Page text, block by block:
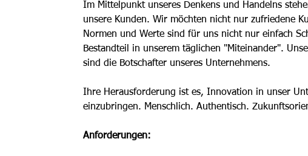
Im Mittelpunkt unseres Denkens und Handelns
unsere Kunden. Wir möchten nicht nur zufriedene
Normen und Werte sind für uns nicht nur einfach
Bestandteil in unserem täglichen "Miteinander".
sind die Botschafter unseres Unternehmens.
Ihre Herausforderung ist es, Innovation in unser
einzubringen. Menschlich. Authentisch.
Anforderungen: